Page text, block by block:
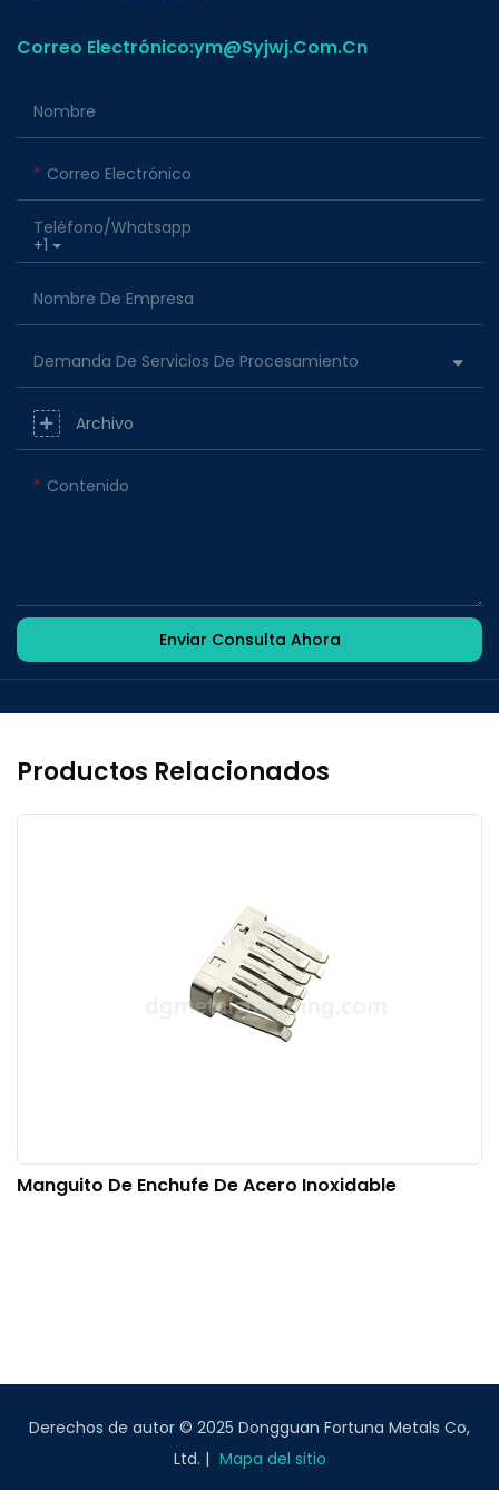
Correo Electrónico:ym@Syjwj.Com.Cn
Nombre
Correo Electrónico
+1
Teléfono/whatsapp
Nombre De Empresa
Demanda De Servicios De Procesamiento
Archivo
Contenido
Enviar Consulta Ahora
Productos Relacionados
Manguito De Enchufe De Acero Inoxidable
Derechos de autor © 2025 Dongguan Fortuna Metals Co,
Ltd. | Mapa del sitio